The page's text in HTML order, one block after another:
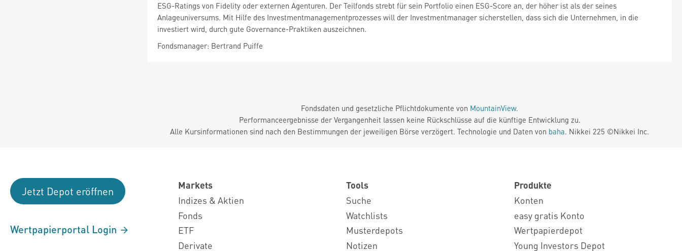
ESG-Ratings von Fidelity oder externen Agenturen. Der Teilfonds strebt für sein Portfolio einen ESG-Score an, der höher ist als der seines
Anlageuniversums. Mit Hilfe des Investmentmanagementprozesses will der Investmentmanager sicherstellen, dass sich die Unternehmen, in die
investiert wird, durch gute Governance-Praktiken auszeichnen.
Fondsmanager: Bertrand Puiffe
Fondsdaten und gesetzliche Pflichtdokumente von MountainView.
Performanceergebnisse der Vergangenheit lassen keine Rückschlüsse auf die künftige Entwicklung zu.
Alle Kursinformationen sind nach den Bestimmungen der jeweiligen Börse verzögert. Technologie und Daten von baha. Nikkei 225 ©Nikkei Inc.
Jetzt Depot eröffnen
Wertpapierportal Login
Markets
Indizes & Aktien
Fonds
ETF
Derivate
Tools
Suche
Watchlists
Musterdepots
Notizen
Produkte
Konten
easy gratis Konto
Wertpapierdepot
Young Investors Depot